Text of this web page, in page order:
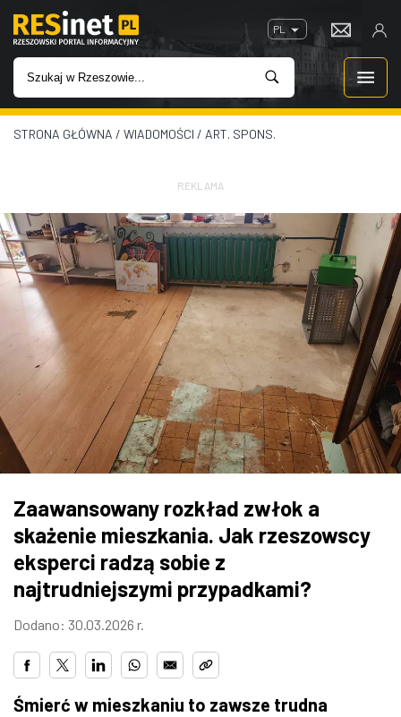
PL
WIADOMOŚCI
IMPREZY
ROZRYWKA
W KINACH
GASTRONOMIA
ZDJĘCIA
W RZESZOWIE
STRONA GŁÓWNA / WIADOMOŚCI / ART. SPONS.
REKLAMA
Zaawansowany rozkład zwłok a
skażenie mieszkania. Jak rzeszowscy
eksperci radzą sobie z
najtrudniejszymi przypadkami?
Dodano: 30.03.2026 r.
Śmierć w mieszkaniu to zawsze trudna